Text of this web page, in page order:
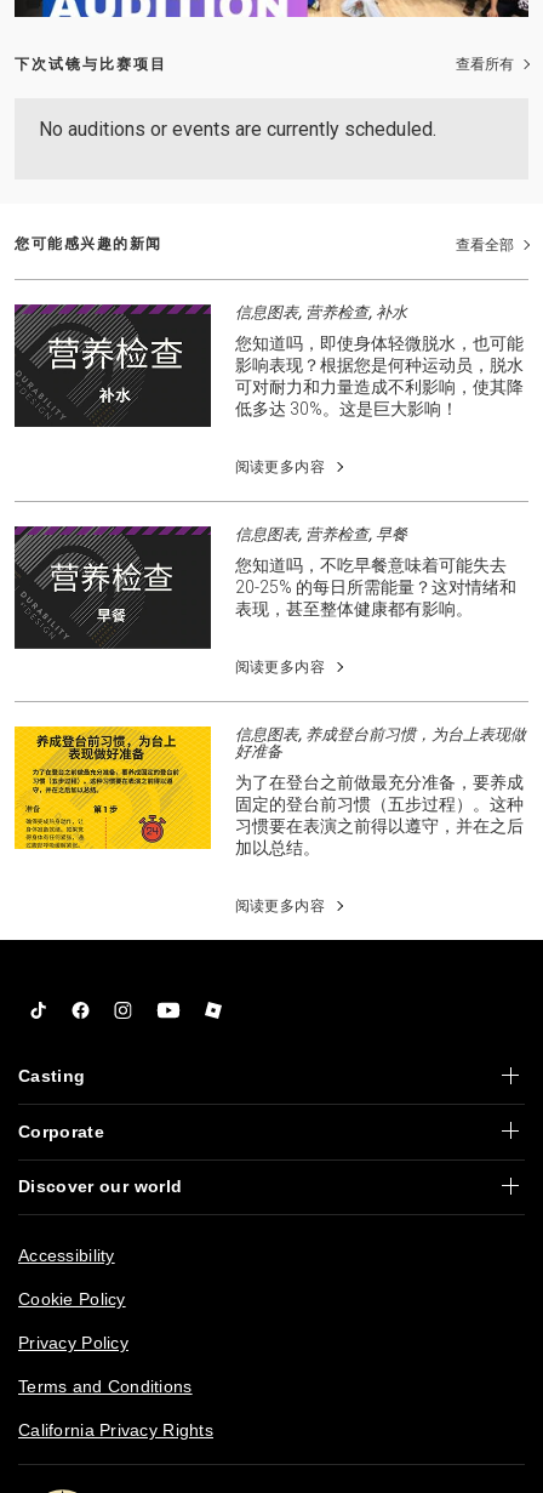
下次试镜与比赛项目 查看所有
No auditions or events are currently scheduled.
您可能感兴趣的新闻 查看全部
信息图表, 营养检查, 补水
您知道吗，即使身体轻微脱水，也可能
影响表现？根据您是何种运动员，脱水
可对耐力和力量造成不利影响，使其降
低多达 30%。这是巨大影响！
阅读更多内容
信息图表, 营养检查, 早餐
您知道吗，不吃早餐意味着可能失去
20-25% 的每日所需能量？这对情绪和
表现，甚至整体健康都有影响。
阅读更多内容
信息图表, 养成登台前习惯，为台上表现做
好准备
为了在登台之前做最充分准备，要养成
固定的登台前习惯（五步过程）。这种
习惯要在表演之前得以遵守，并在之后
加以总结。
阅读更多内容
TiktokFacebookInstagram
YouTubeRoblox
Casting
Corporate
Discover our world
Accessibility
Cookie Policy
Privacy Policy
Terms and Conditions
California Privacy Rights